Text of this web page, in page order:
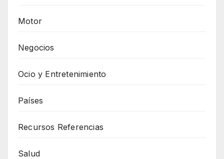
Motor
Negocios
Ocio y Entretenimiento
Países
Recursos Referencias
Salud